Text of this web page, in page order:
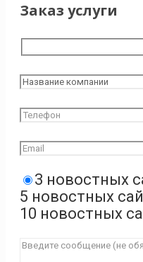
Заказ услуги
3 новостных
5 новостных
10 новостных